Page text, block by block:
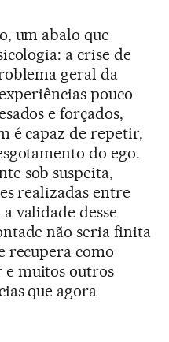
um abalo que
a crise de
geral da
pouco
e forçados,
é capaz de repetir,
do ego.
sob suspeita,
realizadas entre
validade desse
não seria finita
recupera como
e muitos outros
que agora